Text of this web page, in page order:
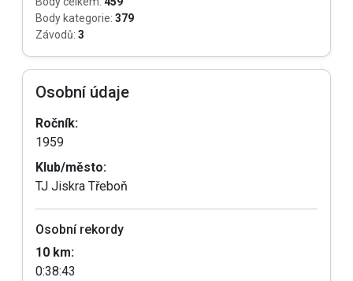
Body kategorie: 379
Závodů: 3
Osobní údaje
Ročník:
1959
Klub/město:
TJ Jiskra Třeboň
Osobní rekordy
10 km:
0:38:43